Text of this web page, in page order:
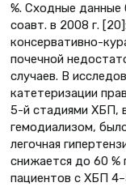
%. Сходные данные
соавт. в 2008 г.
консервативно-
почечной
случаев. В
катетеризации
5-й стадиями ХБП,
гемодиализом,
легочная
снижается до 60 %
пациентов с ХБП